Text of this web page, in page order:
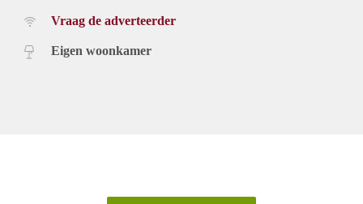
Vraag de adverteerder
Eigen woonkamer